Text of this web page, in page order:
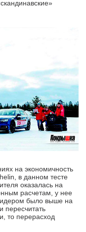
на экономичность
в данном тесте
оказалась на
расчетам, у нее
было выше на
пересчитать
то перерасход